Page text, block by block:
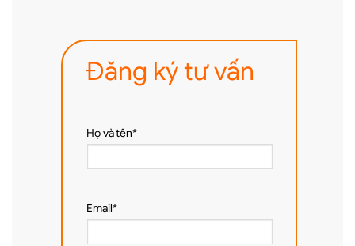
Đăng ký tư vấn
Họ và tên*
Email*